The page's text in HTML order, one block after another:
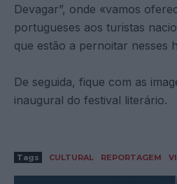
Devagar”, onde «vamos
portugueses aos turistas
que estão a pernoitar nesses
De seguida, fique com as
inaugural do festival literário.
Tags CULTURAL REPORTAGEM